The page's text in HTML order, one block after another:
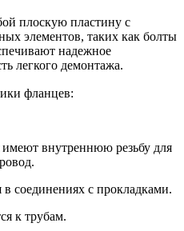
плоскую пластину с
элементов, таких как болты
надежное
легкого демонтажа.
фланцев:
внутреннюю резьбу для
соединениях с прокладками.
к трубам.